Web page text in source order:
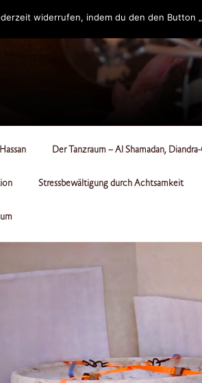
Der Tanzraum – Al Shamadan,
Stressbewältigung durch Achtsamkeit
widerrufen, indem du den den Button